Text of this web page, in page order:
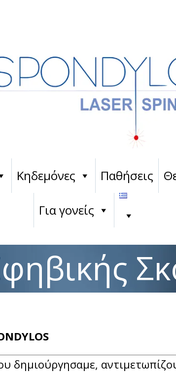
Κηδεμόνες Παθήσεις
Για γονείς
δημιούργησαμε,